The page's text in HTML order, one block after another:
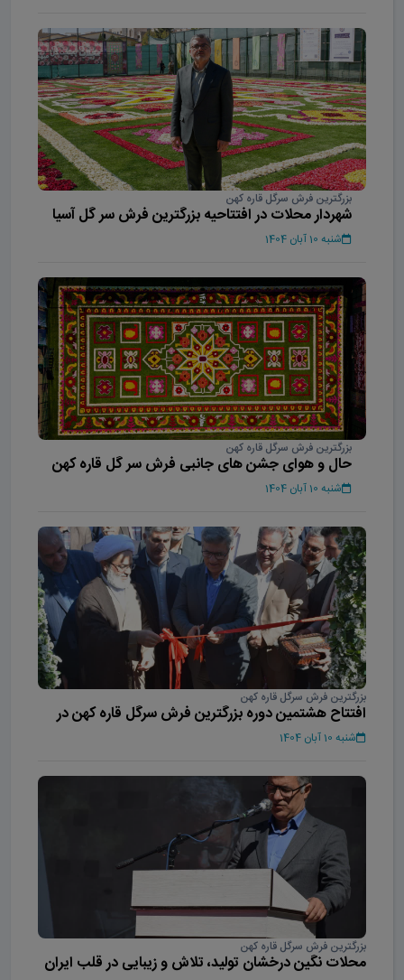
بزرگترین فرش سرگل قاره کهن
شهردار محلات در افتتاحیه بزرگترین فرش سر گل آسیا
شنبه 10 آبان 1404
بزرگترین فرش سرگل قاره کهن
حال و هوای جشن های جانبی فرش سر گل قاره کهن
شنبه 10 آبان 1404
بزرگترین فرش سرگل قاره کهن
افتتاح هشتمین دوره بزرگترین فرش سرگل قاره کهن در
محلات
شنبه 10 آبان 1404
بزرگترین فرش سرگل قاره کهن
محلات نگین درخشان تولید، تلاش و زیبایی در قلب ایران